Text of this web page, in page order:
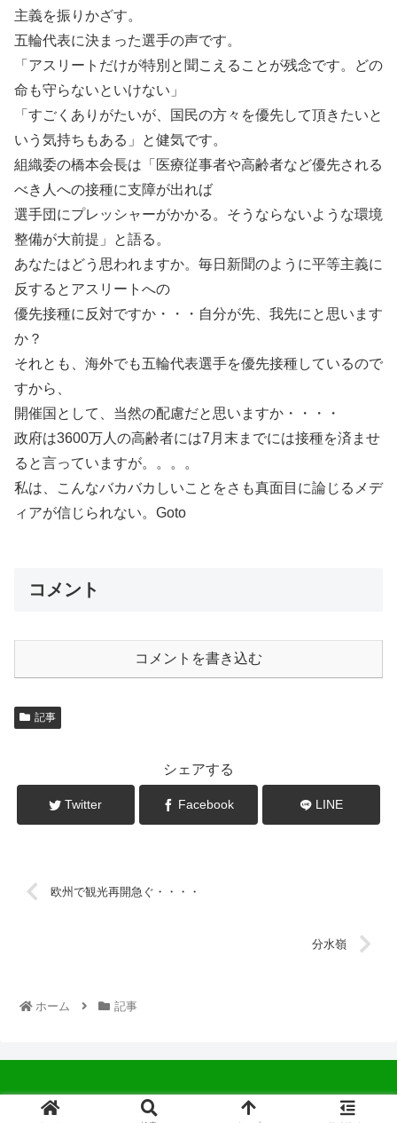
主義を振りかざす。
五輪代表に決まった選手の声です。
「アスリートだけが特別と聞こえることが残念です。どの
命も守らないといけない」
「すごくありがたいが、国民の方々を優先して頂きたいと
いう気持ちもある」と健気です。
組織委の橋本会長は「医療従事者や高齢者など優先される
べき人への接種に支障が出れば
選手団にプレッシャーがかかる。そうならないような環境
整備が大前提」と語る。
あなたはどう思われますか。毎日新聞のように平等主義に
反するとアスリートへの
優先接種に反対ですか・・・自分が先、我先にと思います
か？
それとも、海外でも五輪代表選手を優先接種しているので
すから、
開催国として、当然の配慮だと思いますか・・・・
政府は3600万人の高齢者には7月末までには接種を済ませ
ると言っていますが。。。。
私は、こんなバカバカしいことをさも真面目に論じるメデ
ィアが信じられない。Goto
コメント
コメントを書き込む
記事
シェアする
Twitter Facebook LINE
欧州で観光再開急ぐ・・・・
分水嶺
ホーム 記事
© 2022 中広会長ブログ.